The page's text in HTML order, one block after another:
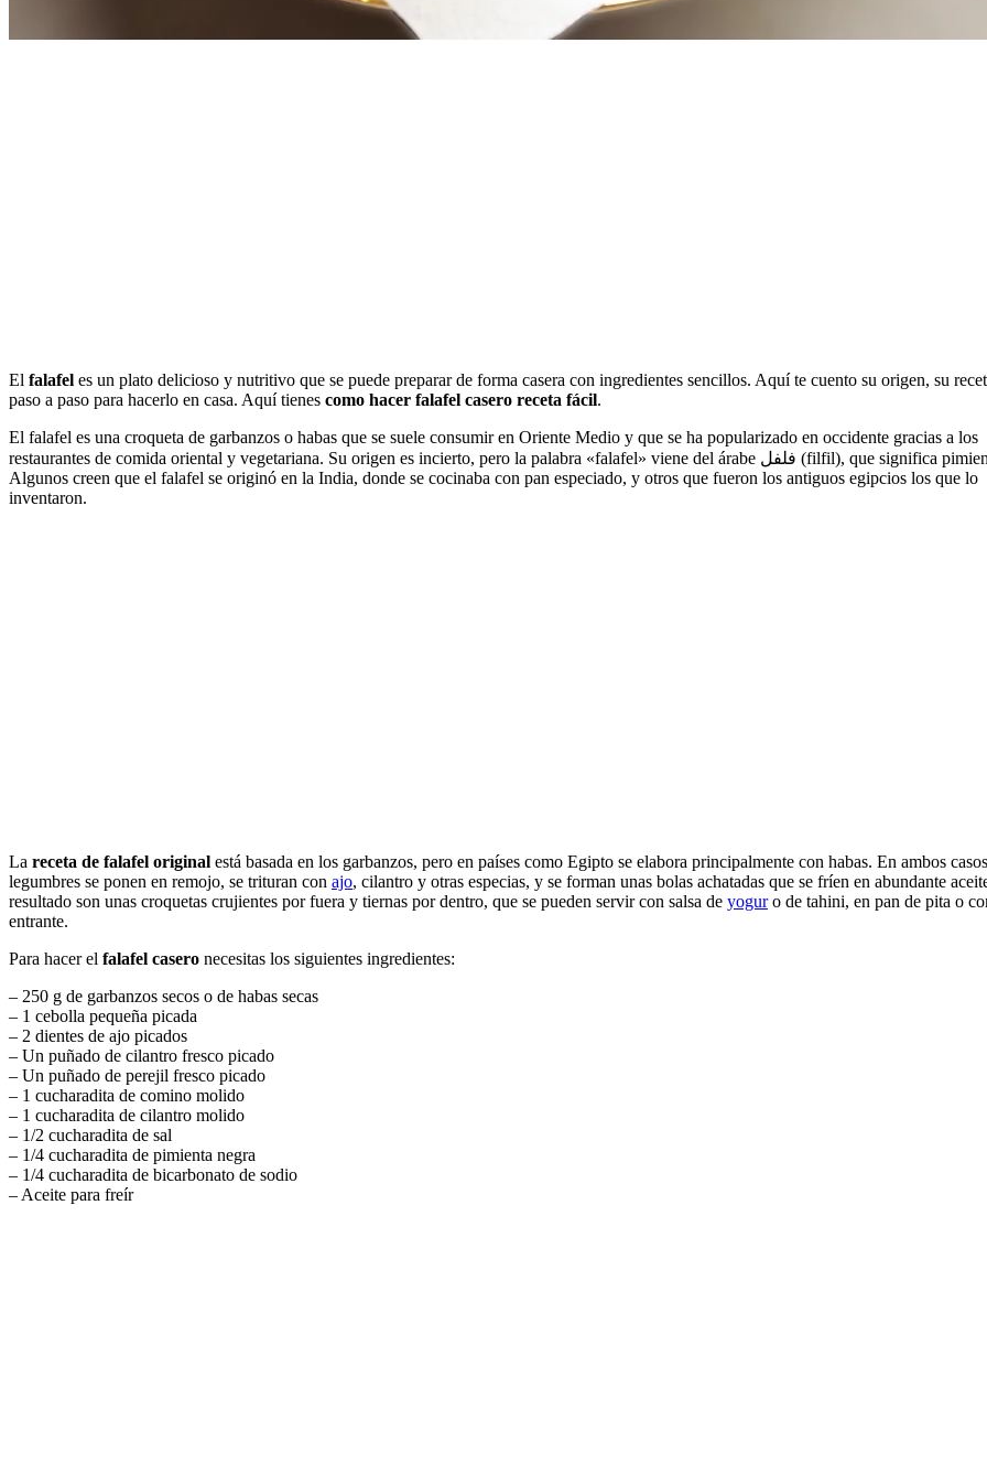
El falafel es un plato delicioso y nutritivo que se puede preparar de forma casera con ingredientes sencillos. Aquí te cuento su origen, su
paso a paso para hacerlo en casa. Aquí tienes como hacer falafel casero receta fácil.
El falafel es una croqueta de garbanzos o habas que se suele consumir en Oriente Medio y que se ha popularizado en occidente gracias a los
restaurantes de comida oriental y vegetariana. Su origen es incierto, pero la palabra «falafel» viene del árabe فلفل (filfil), que significa pimiento.
Algunos creen que el falafel se originó en la India, donde se cocinaba con pan especiado, y otros que fueron los antiguos egipcios los que lo
inventaron.
La receta de falafel original está basada en los garbanzos, pero en países como Egipto se elabora principalmente con habas. En ambos
legumbres se ponen en remojo, se trituran con ajo, cilantro y otras especias, y se forman unas bolas achatadas que se fríen en abundante
resultado son unas croquetas crujientes por fuera y tiernas por dentro, que se pueden servir con salsa de yoguro de tahini, en pan de pita o
entrante.
Para hacer el falafel casero necesitas los siguientes ingredientes:
– 250 g de garbanzos secos o de habas secas
– 1 cebolla pequeña picada
– 2 dientes de ajo picados
– Un puñado de cilantro fresco picado
– Un puñado de perejil fresco picado
– 1 cucharadita de comino molido
– 1 cucharadita de cilantro molido
– 1/2 cucharadita de sal
– 1/4 cucharadita de pimienta negra
– 1/4 cucharadita de bicarbonato de sodio
– Aceite para freír